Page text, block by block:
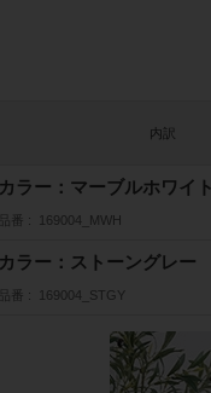
内訳
カラー：マーブルホワイト
品番 169004_MWH
カラー：ストーングレー
品番 169004_STGY